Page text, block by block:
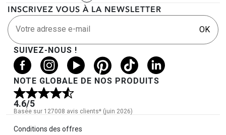
INSCRIVEZ VOUS À LA NEWSLETTER
Votre adresse e-mail OK
SUIVEZ-NOUS !
NOTE GLOBALE DE NOS PRODUITS
4.6/5
Basée sur 127008 avis clients* (juin 2026)
Informations légales
Conditions des offres